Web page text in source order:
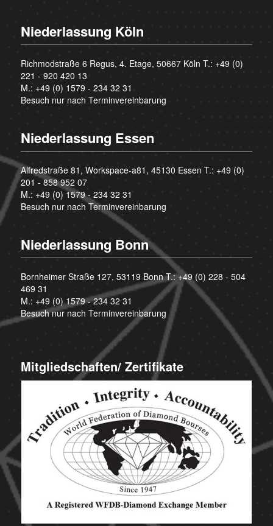
Niederlassung Köln
Richmodstraße 6 Regus, 4. Etage, 50667 Köln T.: +49 (0)
221 - 920 420 13
M.: +49 (0) 1579 - 234 32 31
Besuch nur nach Terminvereinbarung
Niederlassung Essen
Alfredstraße 81, Workspace-a81, 45130 Essen T.: +49 (0)
201 - 858 952 07
M.: +49 (0) 1579 - 234 32 31
Besuch nur nach Terminvereinbarung
Niederlassung Bonn
Bornheimer Straße 127, 53119 Bonn T.:+49 (0) 228 - 504
469 31
M.: +49 (0) 1579 - 234 32 31
Besuch nur nach Terminvereinbarung
Mitgliedschaften/ Zertifikate